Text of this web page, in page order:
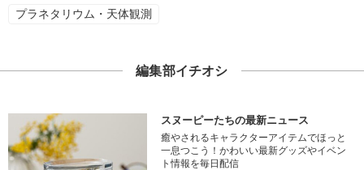
プラネタリウム・天体観測
編集部イチオシ
スヌーピーたちの最新ニュース
癒やされるキャラクターアイテムでほっと
一息つこう！かわいい最新グッズやイベン
ト情報を毎日配信